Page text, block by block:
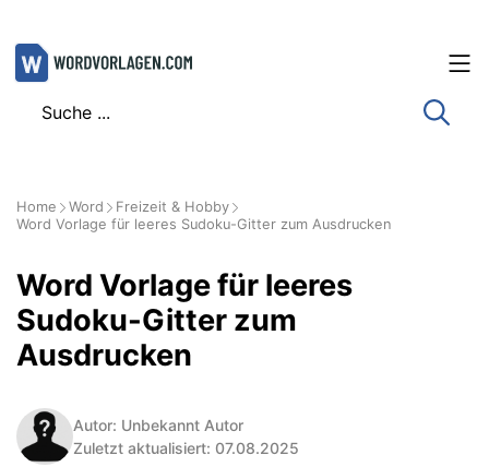
Zum
Inhalt
Home Word
Freizeit & Hobby
Word Vorlage für leeres Sudoku-Gitter zum Ausdrucken
Word Vorlage für leeres
Sudoku-Gitter zum
Ausdrucken
Autor: Unbekannt Autor
Zuletzt aktualisiert: 07.08.2025